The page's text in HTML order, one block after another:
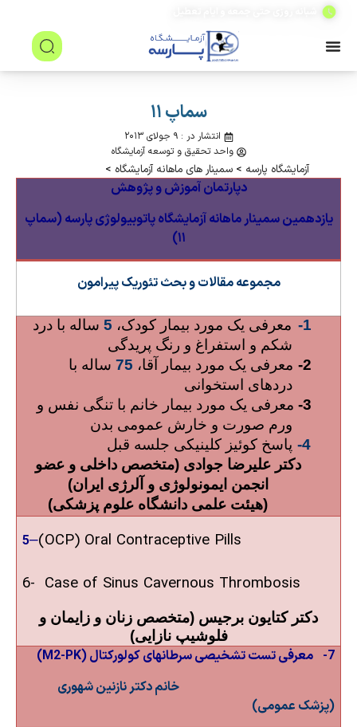
سماپ ۱۱
انتشار در : ۹ جولای ۲۰۱۳
واحد تحقیق و توسعه آزمایشگاه
آزمایشگاه پارسه > سمینار های ماهانه آزمایشگاه >
دپارتمان آموزش و پژوهش
یازدهمین سمینار ماهانه آزمایشگاه پاتوبیولوژی پارسه (سماپ
۱۱)
مجموعه مقالات و بحث تئوریک پیرامون
1- معرفی یک مورد بیمار کودک، 5ساله با درد
شکم و استفراغ و رنگ پریدگی
2-
معرفی یک مورد بیمار آقا، 75 ساله با
دردهای استخوانی
3- معرفی یک مورد بیمار خانم با تنگی نفس و
ورم صورت و خارش عمومی بدن
4-
پاسخ کوئیز کلینیکی جلسه قبل
دکتر علیرضا جوادی (متخصص داخلی و عضو
انجمن ایمونولوژی و آلرژی ایران)
(هیئت علمی دانشگاه علوم پزشکی)
Oral Contraceptive Pills
(
OCP
)
5–
6- Case of Sinus Cavernous Thrombosis
دکتر کتایون برجیس (متخصص زنان و زایمان و
فلوشیپ نازایی)
7- معرفی تست تشخیصی سرطانهای کولورکتال (M2-PK
)
خانم دکتر نازنین شهوری
(پزشک عمومی)